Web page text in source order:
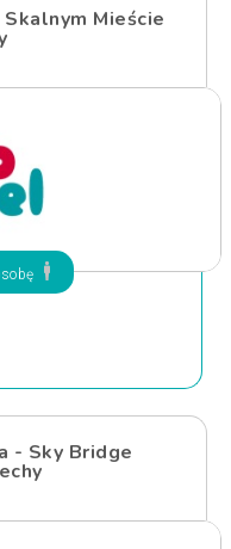
Mieście
- Sky Bridge